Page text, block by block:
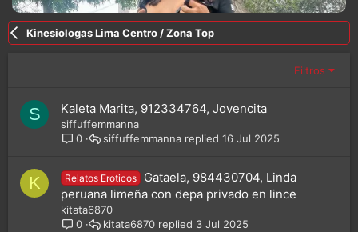
Kinesiologas Lima Centro / Zona Top
Filtros
S Kaleta Marita, 912334764, Jovencita
siffuffemmanna
0
16 Jul 2025
siffuffemmanna
K Relatos Eroticos
Gataela, 984430704, Linda
peruana limeña con depa privado en lince
kitata6870
0
3 Jul 2025
kitata6870